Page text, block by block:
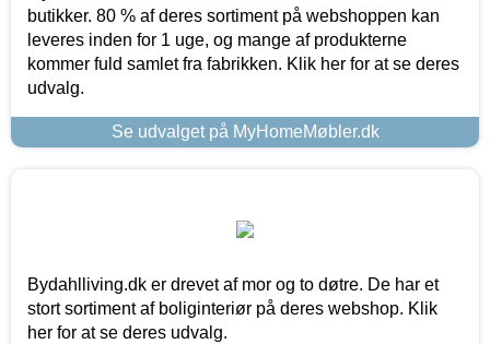
butikker. 80 % af deres sortiment på webshoppen kan
leveres inden for 1 uge, og mange af produkterne
kommer fuld samlet fra fabrikken. Klik her for at se deres
udvalg.
Se udvalget på MyHomeMøbler.dk
Bydahlliving.dk er drevet af mor og to døtre. De har et
stort sortiment af boliginteriør på deres webshop. Klik
her for at se deres udvalg.